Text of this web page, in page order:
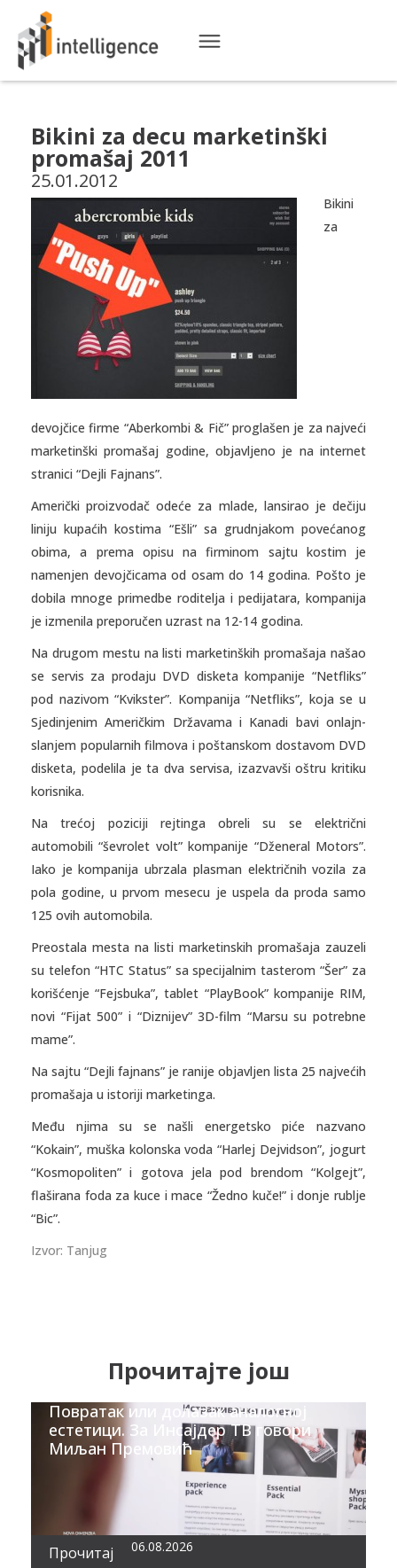
Bikini za decu marketinški
promašaj 2011
25.01.2012
Bikini
za
devojčice firme “Aberkombi & Fič” proglašen je za najveći
marketinški promašaj godine, objavljeno je na internet
stranici “Dejli Fajnans”.
Američki proizvodač odeće za mlade, lansirao je dečiju
liniju kupaćih kostima “Ešli” sa grudnjakom povećanog
obima, a prema opisu na firminom sajtu kostim je
namenjen devojčicama od osam do 14 godina. Pošto je
dobila mnoge primedbe roditelja i pedijatara, kompanija
je izmenila preporučen uzrast na 12-14 godina.
Na drugom mestu na listi marketinških promašaja našao
se servis za prodaju DVD disketa kompanije “Netfliks”
pod nazivom “Kvikster”. Kompanija “Netfliks”, koja se u
Sjedinjenim Američkim Državama i Kanadi bavi onlajn-
slanjem popularnih filmova i poštanskom dostavom DVD
disketa, podelila je ta dva servisa, izazvavši oštru kritiku
korisnika.
Na trećoj poziciji rejtinga obreli su se električni
automobili “ševrolet volt” kompanije “Dženeral Motors”.
Iako je kompanija ubrzala plasman električnih vozila za
pola godine, u prvom mesecu je uspela da proda samo
125 ovih automobila.
Preostala mesta na listi marketinskih promašaja zauzeli
su telefon “HTC Status” sa specijalnim tasterom “Šer” za
korišćenje “Fejsbuka”, tablet “PlayBook” kompanije RIM,
novi “Fijat 500” i “Diznijev” 3D-film “Marsu su potrebne
mame”.
Na sajtu “Dejli fajnans” je ranije objavljen lista 25 najvećih
promašaja u istoriji marketinga.
Među njima su se našli energetsko piće nazvano
“Kokain”, muška kolonska voda “Harlej Dejvidson”, jogurt
“Kosmopoliten” i gotova jela pod brendom “Kolgejt”,
flaširana foda za kuce i mace “Žedno kuče!” i donje rublje
“Bic”.
Izvor: Tanjug
Прочитајте још
Повратак или долазак аналогној
естетици. За Инсајдер ТВ говори
Миљан Премовић
Прочитај 06.08.2026